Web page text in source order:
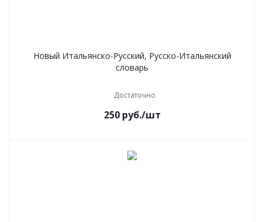
Новый Итальянско-Русский, Русско-Итальянский
словарь
Достаточно
250руб./шт